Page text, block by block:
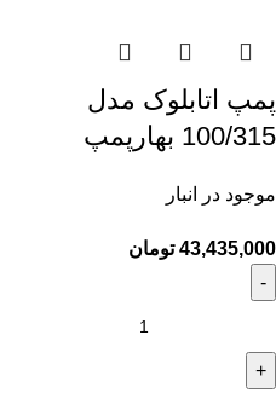
پمپ اتابلوک مدل
100/315 بهارپمپ
موجود در انبار
43,435,000 تومان